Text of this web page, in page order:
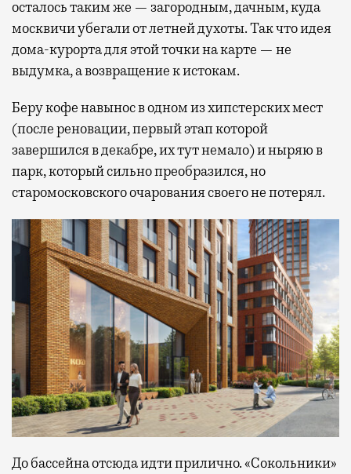
осталось таким же — загородным, дачным, куда
москвичи убегали от летней духоты. Так что идея
дома-курорта для этой точки на карте — не
выдумка, а возвращение к истокам.
Беру кофе навынос в одном из хипстерских мест
(после реновации, первый этап которой
завершился в декабре, их тут немало) и ныряю в
парк, который сильно преобразился, но
старомосковского очарования своего не потерял.
До бассейна отсюда идти прилично. «Сокольники»